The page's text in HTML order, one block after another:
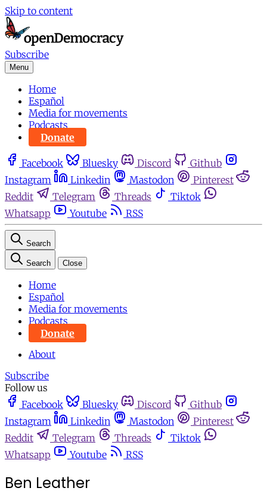
Skip to content
Subscribe
Menu
Home
Español
Media for movements
Podcasts
Donate
Facebook Bluesky Discord
Github
Instagram
Linkedin Mastodon
Pinterest
Reddit
Telegram Threads
Tiktok
Whatsapp
Youtube RSS
Search
Search Close
Home
Español
Media for movements
Podcasts
Donate
About
Subscribe
Follow us
Facebook
Bluesky Discord
Github
Instagram
Linkedin Mastodon
Pinterest
Reddit
Telegram Threads
Tiktok
Whatsapp
Youtube RSS
Ben Leather